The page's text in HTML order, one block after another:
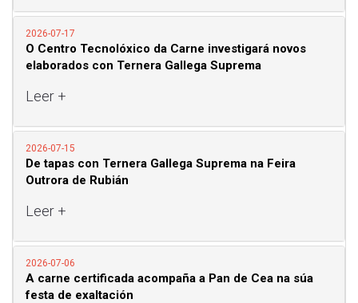
2026-07-17
O Centro Tecnolóxico da Carne investigará novos
elaborados con Ternera Gallega Suprema
Leer +
2026-07-15
De tapas con Ternera Gallega Suprema na Feira
Outrora de Rubián
Leer +
2026-07-06
A carne certificada acompaña a Pan de Cea na súa
festa de exaltación